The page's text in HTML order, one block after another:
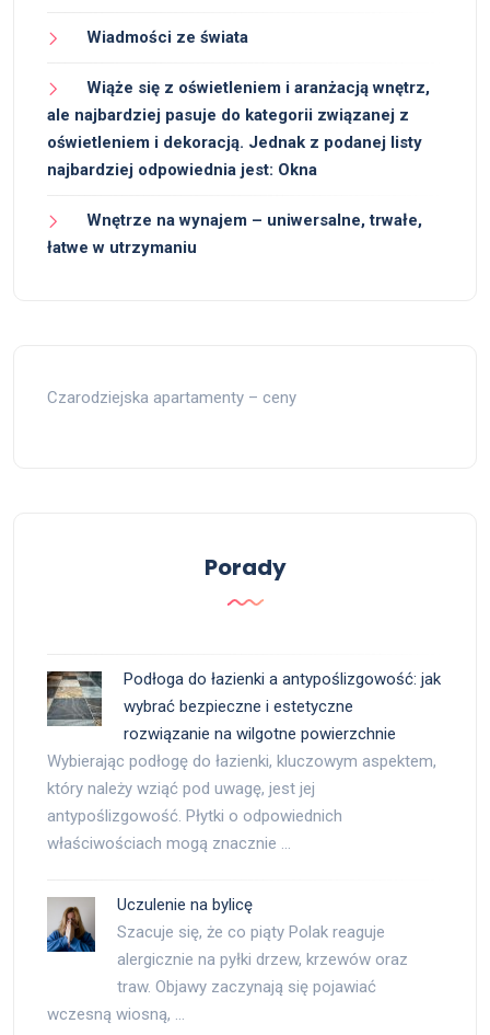
Wiadmości ze świata
Wiąże się z oświetleniem i aranżacją wnętrz,
ale najbardziej pasuje do kategorii związanej z
oświetleniem i dekoracją. Jednak z podanej listy
najbardziej odpowiednia jest: Okna
Wnętrze na wynajem – uniwersalne, trwałe,
łatwe w utrzymaniu
Czarodziejska apartamenty – ceny
Porady
Podłoga do łazienki a antypoślizgowość: jak
wybrać bezpieczne i estetyczne
rozwiązanie na wilgotne powierzchnie
Wybierając podłogę do łazienki, kluczowym aspektem,
który należy wziąć pod uwagę, jest jej
antypoślizgowość. Płytki o odpowiednich
właściwościach mogą znacznie …
Uczulenie na bylicę
Szacuje się, że co piąty Polak reaguje
alergicznie na pyłki drzew, krzewów oraz
traw. Objawy zaczynają się pojawiać
wczesną wiosną, …